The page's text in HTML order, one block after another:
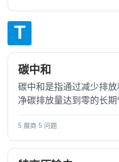
T
碳中和
碳中和是指通过减少排
净碳排放量达到零的长期
5 展商·5 问题